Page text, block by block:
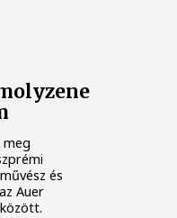
meg
és
Auer